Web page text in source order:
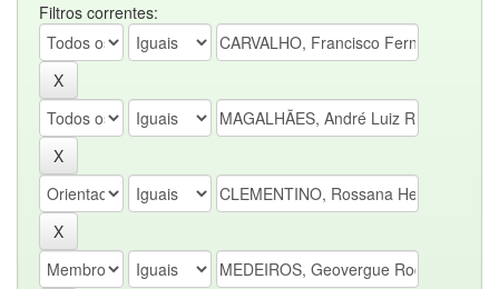
Filtros correntes: